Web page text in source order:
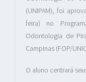
(UNIPAM), foi
feira) no
Odontologia de
Campinas (FOP/
O aluno centrará